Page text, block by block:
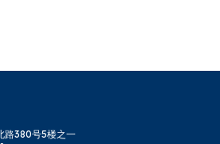
路380号5楼之一